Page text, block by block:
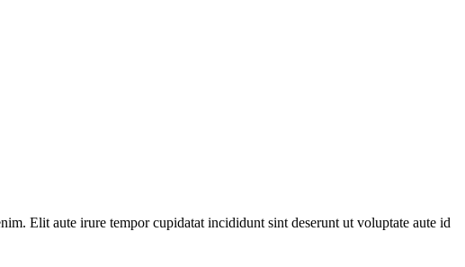
Elit aute irure tempor cupidatat incididunt sint deserunt ut voluptate aute id